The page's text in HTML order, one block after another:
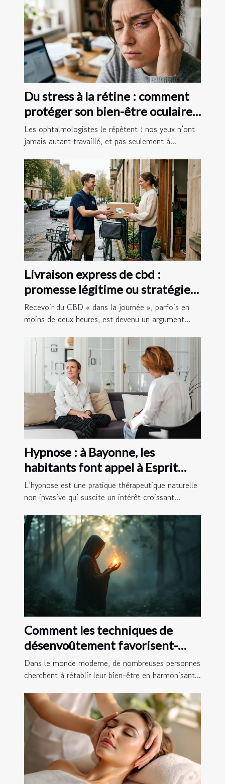
Du stress à la rétine : comment
protéger son bien-être oculaire
au quotidien
Les ophtalmologistes le répètent : nos yeux n’ont
jamais autant travaillé, et pas seulement à...
Livraison express de cbd :
promesse légitime ou stratégie
marketing ?
Recevoir du CBD « dans la journée », parfois en
moins de deux heures, est devenu un argument...
Hypnose : à Bayonne, les
habitants font appel à Esprit
Libre 64 !
L’hypnose est une pratique thérapeutique naturelle
non invasive qui suscite un intérêt croissant...
Comment les techniques de
désenvoûtement favorisent-
elles l'équilibre énergétique ?
Dans le monde moderne, de nombreuses personnes
cherchent à rétablir leur bien-être en harmonisant...